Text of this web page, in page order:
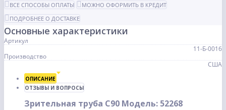
ВСЕ СПОСОБЫ ОПЛАТЫ
МОЖНО ОФОРМИТЬ В КРЕДИТ
ПОДРОБНЕЕ О ДОСТАВКЕ
Основные характеристики
Артикул
11-Б-0016
Производство
США
ОПИСАНИЕ
ОТЗЫВЫ И ВОПРОСЫ
Зрительная труба C90 Модель: 52268